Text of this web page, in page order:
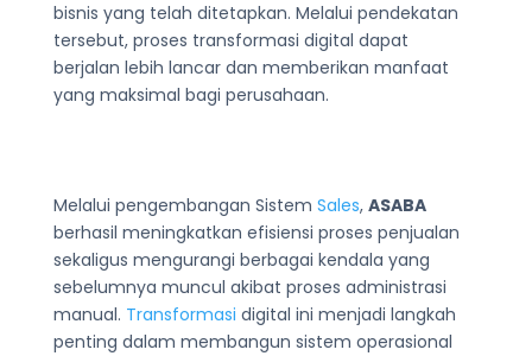
bisnis yang telah ditetapkan. Melalui pendekatan
tersebut, proses transformasi digital dapat
berjalan lebih lancar dan memberikan manfaat
yang maksimal bagi perusahaan.
Melalui pengembangan Sistem Sales, ASABA
berhasil meningkatkan efisiensi proses penjualan
sekaligus mengurangi berbagai kendala yang
sebelumnya muncul akibat proses administrasi
manual. Transformasi digital ini menjadi langkah
penting dalam membangun sistem operasional